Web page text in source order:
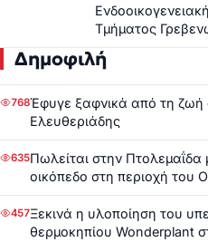
Τμήματος
Δημοφιλή
768Έφυγε ξαφνικά από τη ζωή
Ελευθεριάδης
635Πωλείται στην Πτολεμαΐδα
οικόπεδο στη περιοχή του
457Ξεκινά η υλοποίηση του
θερμοκηπίου Wonderplant